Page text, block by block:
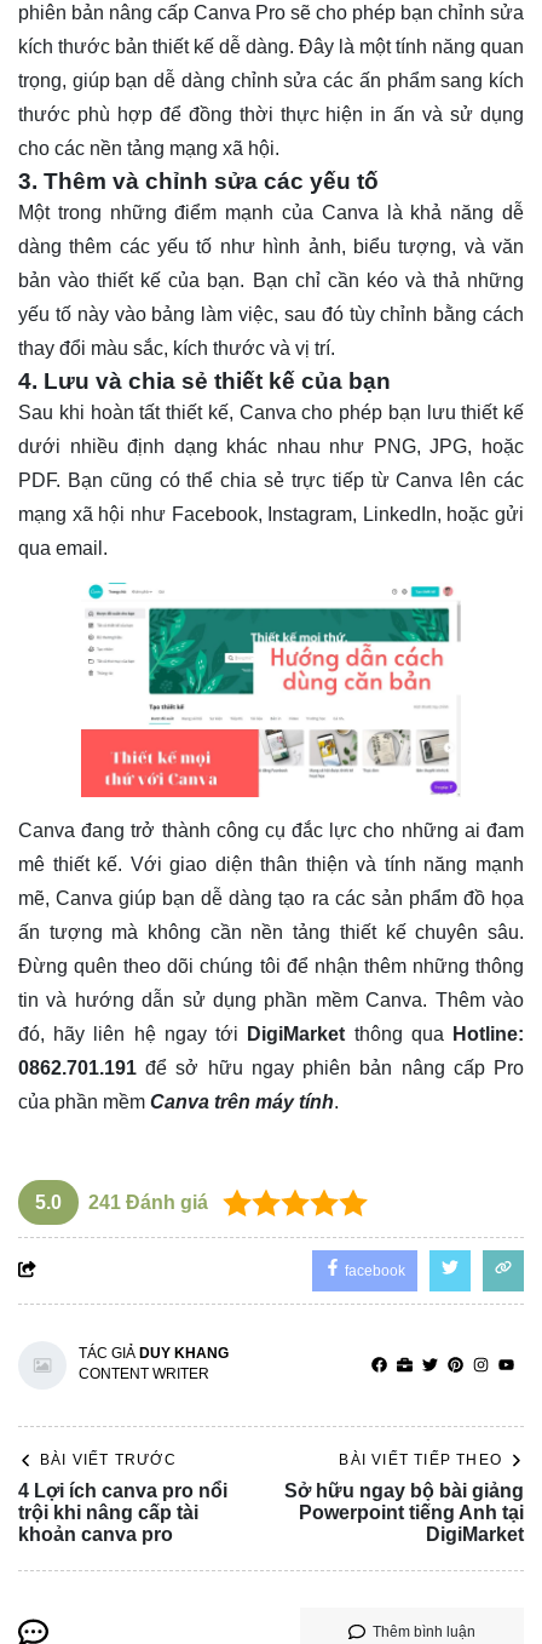
phiên bản nâng cấp Canva Pro sẽ cho phép bạn chỉnh sửa
kích thước bản thiết kế dễ dàng. Đây là một tính năng quan
trọng, giúp bạn dễ dàng chỉnh sửa các ấn phẩm sang kích
thước phù hợp để đồng thời thực hiện in ấn và sử dụng
cho các nền tảng mạng xã hội.
3. Thêm và chỉnh sửa các yếu tố
Một trong những điểm mạnh của Canva là khả năng dễ
dàng thêm các yếu tố như hình ảnh, biểu tượng, và văn
bản vào thiết kế của bạn. Bạn chỉ cần kéo và thả những
yếu tố này vào bảng làm việc, sau đó tùy chỉnh bằng cách
thay đổi màu sắc, kích thước và vị trí.
4. Lưu và chia sẻ thiết kế của bạn
Sau khi hoàn tất thiết kế, Canva cho phép bạn lưu thiết kế
dưới nhiều định dạng khác nhau như PNG, JPG, hoặc
PDF. Bạn cũng có thể chia sẻ trực tiếp từ Canva lên các
mạng xã hội như Facebook, Instagram, LinkedIn, hoặc gửi
qua email.
Canva đang trở thành công cụ đắc lực cho những ai đam
mê thiết kế. Với giao diện thân thiện và tính năng mạnh
mẽ, Canva giúp bạn dễ dàng tạo ra các sản phẩm đồ họa
ấn tượng mà không cần nền tảng thiết kế chuyên sâu.
Đừng quên theo dõi chúng tôi để nhận thêm những thông
tin và hướng dẫn sử dụng phần mềm Canva. Thêm vào
đó, hãy liên hệ ngay tới
DigiMarket thông qua
Hotline:
0862.701.191 để sở hữu ngay phiên bản nâng cấp Pro
của phần mềm Canva trên máy tính.
5.0 241 Đánh giá
facebook
TÁC GIẢ DUY KHANG
CONTENT WRITER
BÀI VIẾT TRƯỚC
4 Lợi ích canva pro nổi
trội khi nâng cấp tài
khoản canva pro
BÀI VIẾT TIẾP THEO
Sở hữu ngay bộ bài giảng
Powerpoint tiếng Anh tại
DigiMarket
Thêm bình luận